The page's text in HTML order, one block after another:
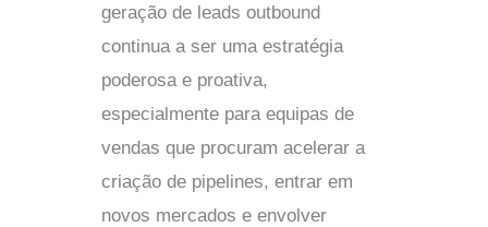
geração de leads outbound
continua a ser uma estratégia
poderosa e proativa,
especialmente para equipas de
vendas que procuram acelerar a
criação de pipelines, entrar em
novos mercados e envolver